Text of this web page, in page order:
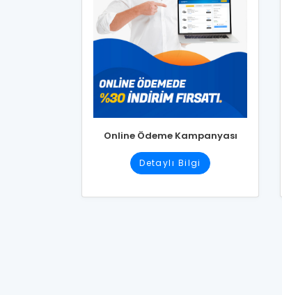
Online Ödeme Kampanyası
Detaylı Bilgi